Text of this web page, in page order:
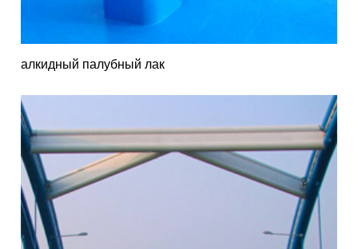
алкидный палубный лак